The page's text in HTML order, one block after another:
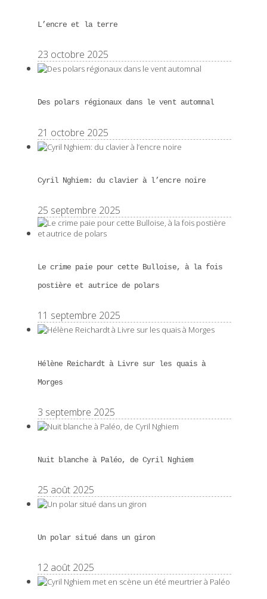
L’encre et la terre
23 octobre 2025
Des polars régionaux dans le vent automnal
21 octobre 2025
Cyril Nghiem: du clavier à l’encre noire
25 septembre 2025
Le crime paie pour cette Bulloise, à la fois
postière et autrice de polars
11 septembre 2025
Hélène Reichardt à Livre sur les quais à
Morges
3 septembre 2025
Nuit blanche à Paléo, de Cyril Nghiem
25 août 2025
Un polar situé dans un giron
12 août 2025